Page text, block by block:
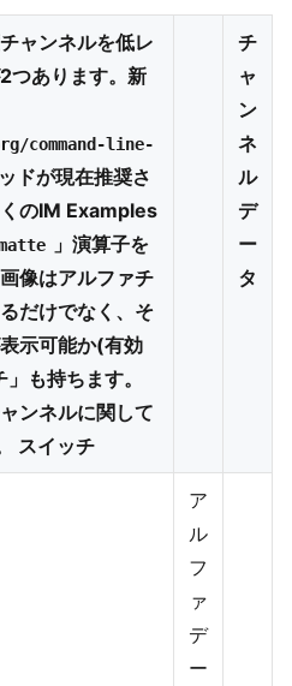
ャンネルを低レ
つあります。新
command-line-
ドが現在推奨さ
のIM Examples
」演算子を
像はアルファチ
だけでなく、そ
示可能か(有効
も持ちます。
ンネルに関して
スイッチ
チ
ャ
ン
ネ
ル
デ
ー
タ
ア
ル
フ
ァ
デ
ー